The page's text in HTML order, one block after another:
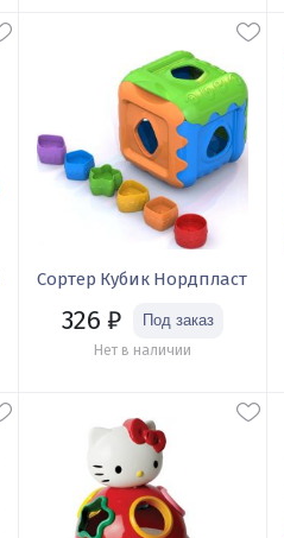
Сортер Кубик Нордпласт
326 ₽
Нет в наличии